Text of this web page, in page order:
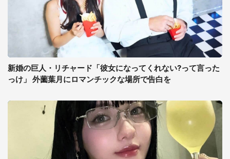
新婚の巨人・リチャード「彼女になってくれない?って言った
っけ」 外薗葉月にロマンチックな場所で告白を